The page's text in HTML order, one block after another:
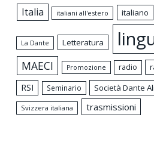
Italia italiani all'estero italiano
La Dante Letteratura
MAECI Promozione radio
RSI
Seminario Società Dante
Svizzera italiana trasmissioni